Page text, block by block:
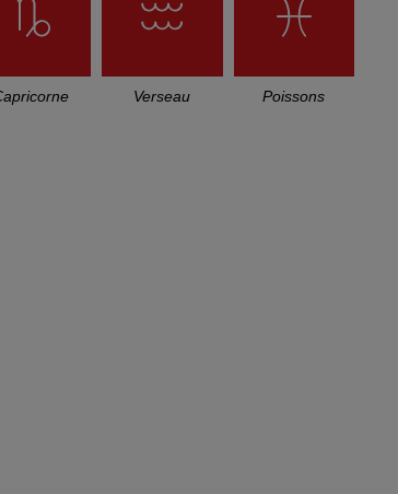
Verseau Poissons